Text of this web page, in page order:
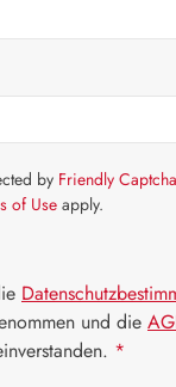
by Friendly Captcha
of Use apply.
und die
*